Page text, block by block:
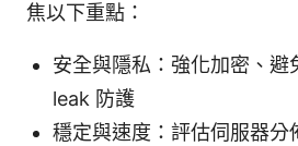
焦以下重點：
安全與隱私：強化加密、避
leak 防護
穩定與速度：評估伺服器分